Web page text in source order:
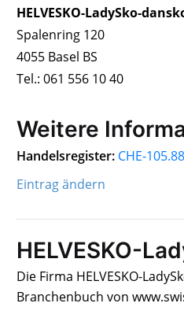
HELVESKO-LadySko-
Spalenring 120
4055 Basel BS
Tel.: 061 556 10 40
Weitere
Handelsregister: CHE-
Eintrag ändern
HELVESKO-
Die Firma HELVESKO-
Branchenbuch von